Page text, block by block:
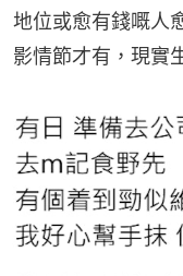
地位或愈有錢嘅人
影情節才有，現實